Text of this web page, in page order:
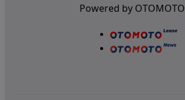
Powered by OTOMOTO